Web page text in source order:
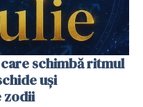
schimbă ritmul
uși
zodii